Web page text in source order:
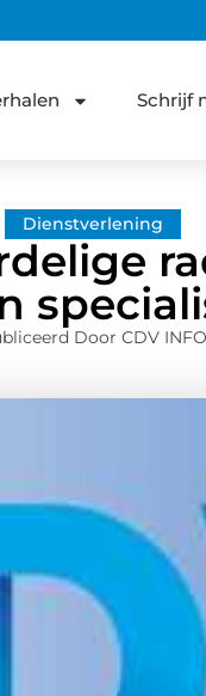
Schrijf
Dienstverlening
Door CDV